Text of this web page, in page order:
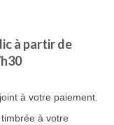
à partir de
à votre paiement.
à votre